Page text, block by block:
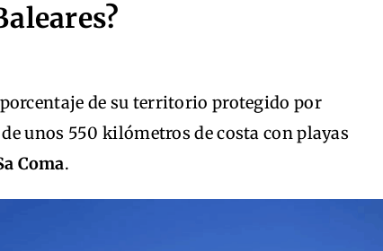
de su territorio protegido por
unos 550 kilómetros de costa con playas
Coma.